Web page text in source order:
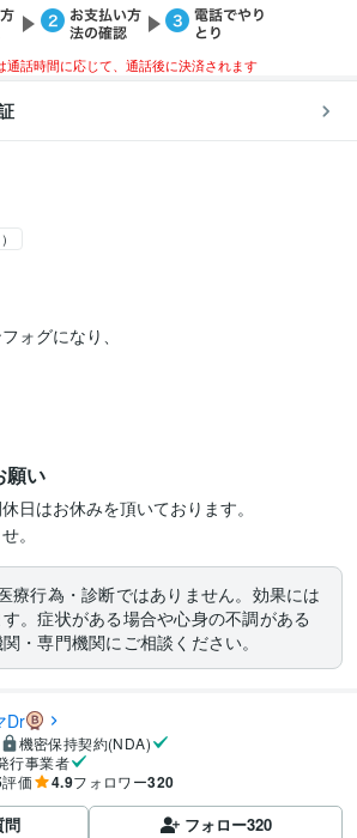
通話時間に応じて、通話後に決済されます
ォグになり、
願い
日はお休みを頂いております。
。
療行為・診断ではありません。効果には
。症状がある場合や心身の不調がある
・専門機関にご相談ください。
Dr
機密保持契約(NDA)
行事業者
評価 4.9フォロワー320
問 フォロー320